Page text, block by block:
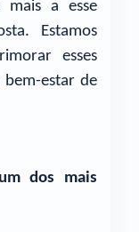
mais a esse
Estamos
esses
bem-estar de
dos mais